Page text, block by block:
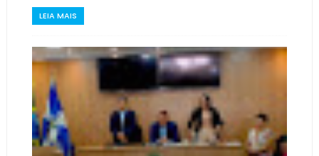
LEIA MAIS